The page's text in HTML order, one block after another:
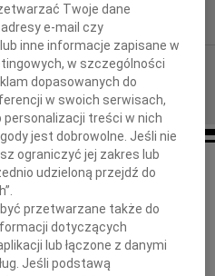
Kęsickiemu
wyrazy głębokiego współczucia
z powodu śmierci
Ojca
Twoje dane
e-mail czy
inne informacje zapisane w
w szczególności
dopasowanych do
w swoich serwisach,
personalizacji treści w nich
jest dobrowolne. Jeśli nie
ograniczyć jej zakres lub
udzieloną przejdź do
przetwarzane także do
dotyczących
lub łączone z danymi
Jeśli podstawą